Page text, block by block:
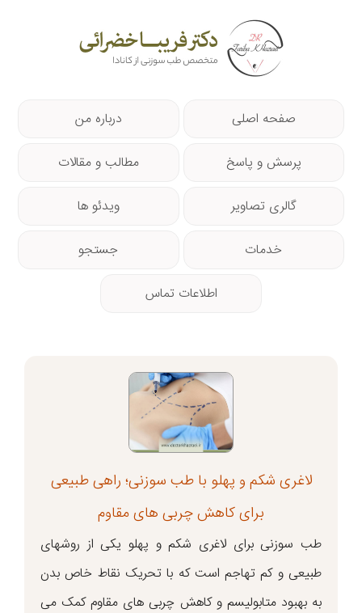
صفحه اصلی درباره من
پرسش و پاسخ مطالب و مقالات
گالری تصاویر ویدئو ها
خدمات جستجو
اطلاعات تماس
لاغری شکم و پهلو با طب سوزنی؛ راهی طبیعی
برای کاهش چربی های مقاوم
طب سوزنی برای لاغری شکم و پهلو یکی از روشهای
طبیعی و کم تهاجم است که با تحریک نقاط خاص بدن
به بهبود متابولیسم و کاهش چربی های مقاوم کمک می